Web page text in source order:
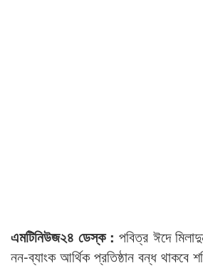
এমটিনিউজ২৪ ডেস্ক : পবিত্র ঈদে
নন-ব্যাংক আর্থিক প্রতিষ্ঠান বন্ধ থাকবে